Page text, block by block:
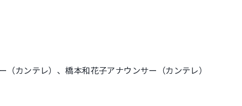
カンテレ）、橋本和花子アナウンサー（カンテレ）